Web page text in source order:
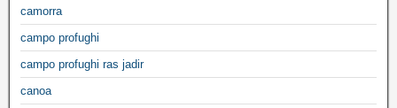
camorra
campo profughi
campo profughi ras jadir
canoa